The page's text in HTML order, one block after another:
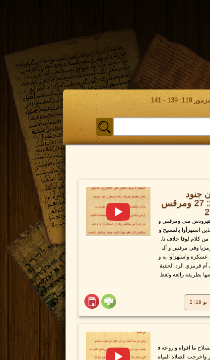
- 141
جنود
بيلاطس ام هيرودس ؟ متي 27: 27 ومرقس
هيرودس متي ومرقس و
استهزأوا بالمسيح و
كلام لوقا خلاف ذل
وفي مرقس و ألب
واستهزأوا به و
أم قرمزي الرد الحقيق
بطريقه رائعه وتعط
يو 19: 2
ما اقواه واروعه ف
واخرجت الصلاة المياه